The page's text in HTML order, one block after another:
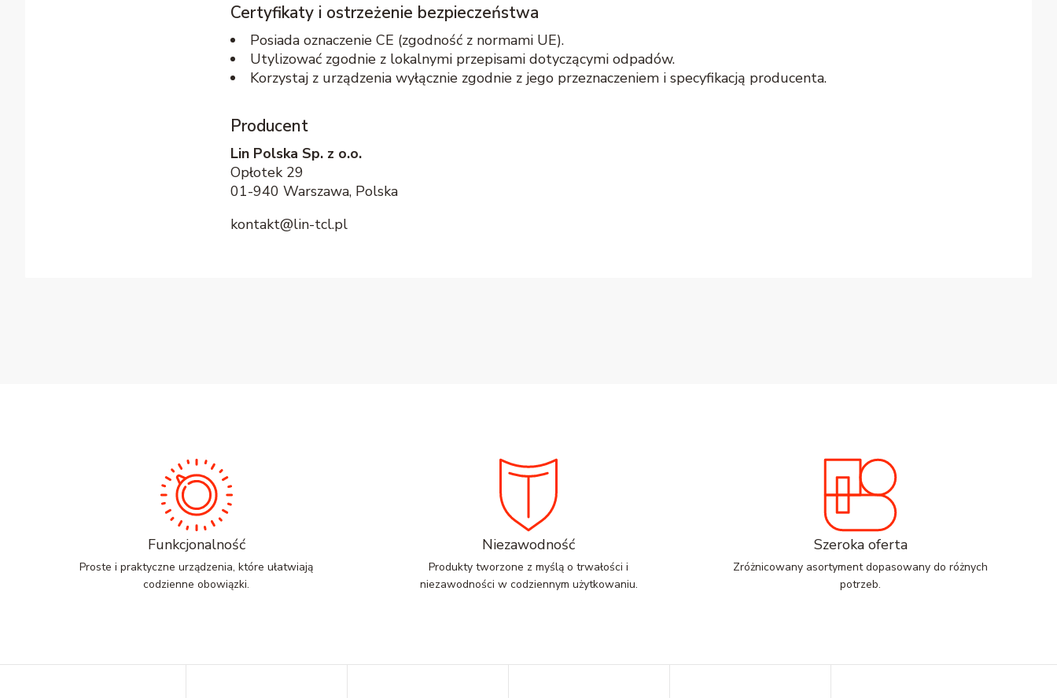
Certyfikaty i ostrzeżenie bezpieczeństwa
Posiada oznaczenie CE (zgodność z normami UE).
Utylizować zgodnie z lokalnymi przepisami dotyczącymi odpadów.
Korzystaj z urządzenia wyłącznie zgodnie z jego przeznaczeniem i specyfikacją producenta.
Producent
Lin Polska Sp. z o.o.
Opłotek 29
01-940 Warszawa, Polska
kontakt@lin-tcl.pl
Funkcjonalność
Proste i praktyczne urządzenia, które ułatwiają
codzienne obowiązki.
Niezawodność
Produkty tworzone z myślą o trwałości i
niezawodności w codziennym użytkowaniu.
Szeroka oferta
Zróżnicowany asortyment dopasowany do różnych
potrzeb.